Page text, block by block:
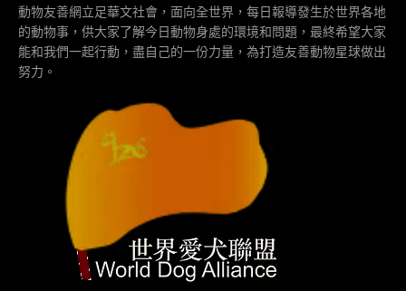
動物友善網立足華文社會，面向全世界，每日報導發生於世界各地
的動物事，供大家了解今日動物身處的環境和問題，最終希望大家
能和我們一起行動，盡自己的一份力量，為打造友善動物星球做出
努力。